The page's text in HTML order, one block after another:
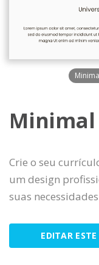
Minimal
Crie o seu
um design
suas
EDITAR